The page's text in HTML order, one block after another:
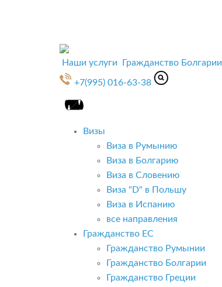
Наши услуги Гражданство Болгарии
+7(995) 016-63-38
Визы
Виза в Румынию
Виза в Болгарию
Виза в Словению
Виза "D" в Польшу
Виза в Испанию
все направления
Гражданство ЕС
Гражданство Румынии
Гражданство Болгарии
Гражданство Греции